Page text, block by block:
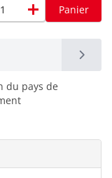
add Panier
du pays de